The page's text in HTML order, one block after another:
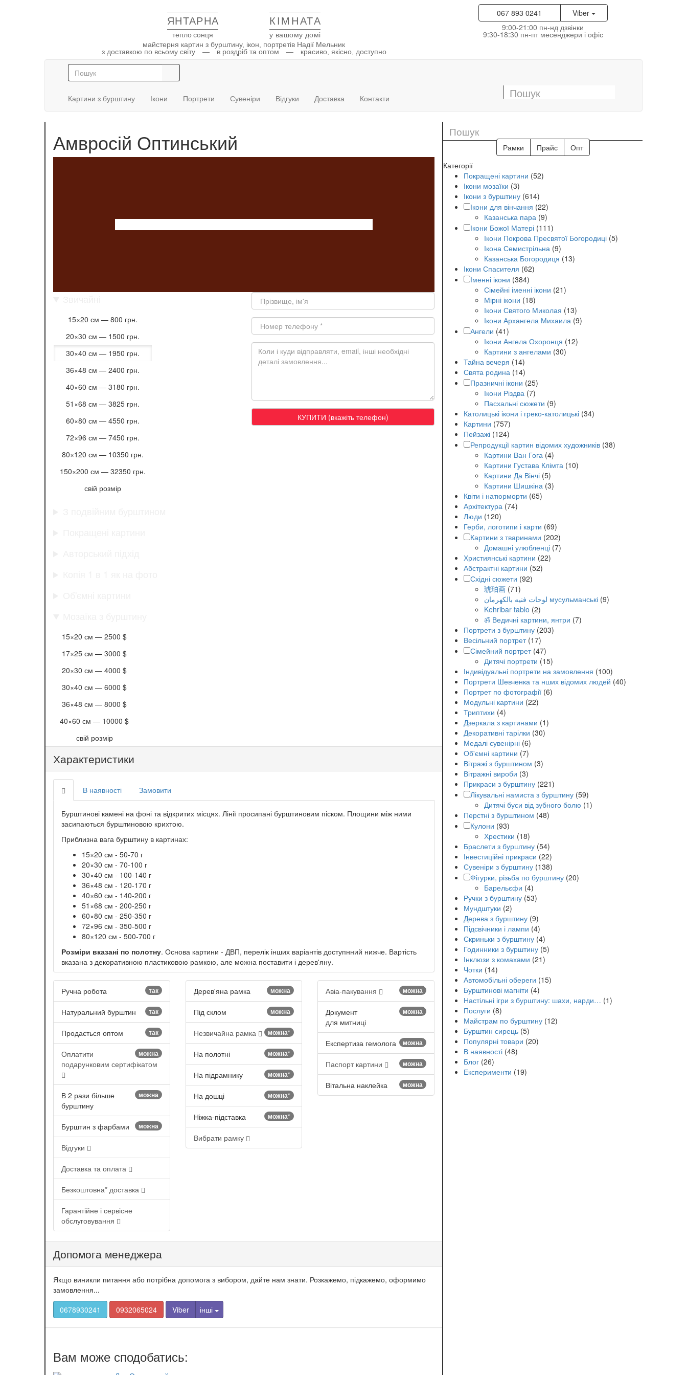
ЯНТАРНА КІМНАТА
тепло сонця у вашому домі
майстерня картин з бурштину, ікон, портретів Надії Мельник
з доставкою по всьому світу — в роздріб та оптом — красиво, якісно, доступно
067 893 0241
Viber
9:00-21:00 пн-нд дзвінки
9:30-18:30 пн-пт месенджери і офіс
Картини з бурштину Ікони Портрети Сувеніри Відгуки Доставка Контакти
Амвросій Оптинський
15×20 см — 800 грн.
20×30 см — 1500 грн.
30×40 см — 1950 грн.
36×48 см — 2400 грн.
40×60 см — 3180 грн.
51×68 см — 3825 грн.
60×80 см — 4550 грн.
72×96 см — 7450 грн.
80×120 см — 10350 грн.
150×200 см — 32350 грн.
свій розмір
15×20 см — 2500 $
17×25 см — 3000 $
20×30 см — 4000 $
30×40 см — 6000 $
36×48 см — 8000 $
40×60 см — 10000 $
свій розмір
Характеристики
В наявності Замовити
Бурштинові камені на фоні та відкритих місцях. Лінії просипані бурштиновим піском. Площини між ними
засипаються бурштиновою крихтою.
Приблизна вага бурштину в картинах:
15×20 см - 50-70 г
20×30 см - 70-100 г
30×40 см - 100-140 г
36×48 см - 120-170 г
40×60 см - 140-200 г
51×68 см - 200-250 г
60×80 см - 250-350 г
72×96 см - 350-500 г
80×120 см - 500-700 г
Розміри вказані по полотну. Основа картини - ДВП, перелік інших варіантів доступнний нижче. Вартість
вказана з декоративною пластиковою рамкою, але можна поставити і дерев'яну.
так
Ручна робота
так
Натуральний бурштин
так
Продається оптом
можна
Оплатити
подарунковим сертифікатом
можна
В 2 рази більше
бурштину
можна
Бурштин з фарбами
Відгуки
Доставка та оплата
Безкоштовна* доставка
Гарантійне і сервісне
обслуговування
можна
Дерев'яна рамка
можна
Під склом
можна*
Незвичайна рамка
можна*
На полотні
можна*
На підрамнику
можна*
На дошці
можна*
Ніжка-підставка
Вибрати рамку
можна
Авіа-пакування
можна
Документ
для митниці
можна
Експертиза гемолога
можна
Паспорт картини
можна
Вітальна наклейка
Допомога менеджера
Якщо виникли питання або потрібна допомога з вибором, дайте нам знати. Розкажемо, підкажемо, оформимо
замовлення...
0678930241
0932065024 Viber інші
Рамки Прайс
Опт
Категорії
Покращені картини (52)
Ікони мозаїки (3)
Ікони з бурштину (614)
Ікони для вінчання (22)
Казанська пара (9)
Ікони Божої Матері (111)
Ікони Покрова Пресвятої Богородиці (5)
Ікона Семистрільна (9)
Казанська Богородиця (13)
Ікони Спасителя (62)
Іменні ікони (384)
Сімейні іменні ікони (21)
Мірні ікони (18)
Ікони Святого Миколая (13)
Ікони Архангела Михаила (9)
Ангели (41)
Ікони Ангела Охоронця (12)
Картини з ангелами (30)
Тайна вечеря (14)
Свята родина (14)
Празничні ікони (25)
Ікони Різдва (7)
Пасхальні сюжети (9)
Католицькі ікони і греко-католицькі (34)
Картини (757)
Пейзажі (124)
Репродукції картин відомих художників (38)
Картини Ван Гога (4)
Картини Густава Клімта (10)
Картини Да Вінчі (5)
Картини Шишкіна (3)
Квіти і натюрморти (65)
Архітектура (74)
Люди (120)
Герби, логотипи і карти (69)
Картини з тваринами (202)
Домашні улюбленці (7)
Християнські картини (22)
Абстрактні картини (52)
Східні сюжети (92)
琥珀画 (71)
لوحات فنيه بالكهرمان мусульманські (9)
Kehribar tablo (2)
ॐ Ведичні картини, янтри (7)
Портрети з бурштину (203)
Весільний портрет(17)
Сімейний портрет(47)
Дитячі портрети (15)
Індивідуальні портрети на замовлення (100)
Портрети Шевченка та нших відомих людей (40)
Портрет по фотографії (6)
Модульні картини (22)
Триптихи (4)
Дзеркала з картинами (1)
Декоративні тарілки (30)
Медалі сувенірні (6)
Об'ємні картини (7)
Вітражі з бурштином (3)
Вітражні вироби (3)
Прикраси з бурштину (221)
Лікувальні намиста з бурштину (59)
Дитячі буси від зубного болю (1)
Перстні з бурштином (48)
Кулони (93)
Хрестики (18)
Браслети з бурштину (54)
Інвестиційні прикраси (22)
Сувеніри з бурштину (138)
Фігурки, різьба по бурштину (20)
Барельєфи (4)
Ручки з бурштину (53)
Мундштуки (2)
Дерева з бурштину (9)
Підсвічники і лампи (4)
Скриньки з бурштину (4)
Годинники з бурштину (5)
Інклюзи з комахами (21)
Чотки (14)
Автомобільні обереги (15)
Бурштинові магніти (4)
Настільні ігри з бурштину: шахи, нарди… (1)
Послуги (8)
Майстрам по бурштину (12)
Бурштин сирець (5)
Популярні товари (20)
В наявності (48)
Блог (26)
Експерименти (19)